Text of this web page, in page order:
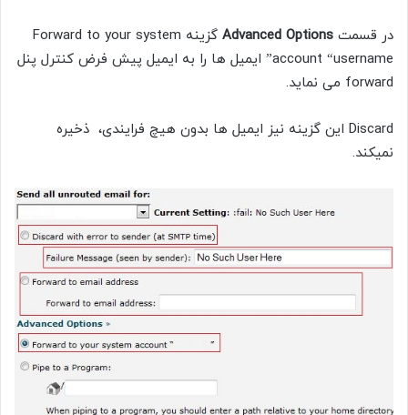
در قسمت Advanced Options
گزینه Forward to your system
account “username” ایمیل ها را به ایمیل پیش فرض کنترل پنل
forward می نماید.
Discard این گزینه نیز ایمیل ها بدون هیچ فرایندی، ذخیره
نمیکند.